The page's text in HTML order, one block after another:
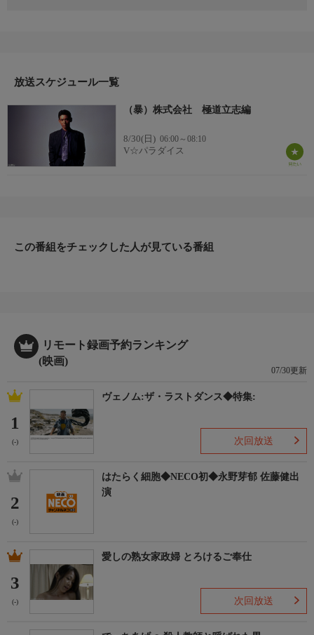
放送スケジュール一覧
（暴）株式会社 極道立志編
8/30(日) 06:00～08:10
V☆パラダイス
この番組をチェックした人が見ている番組
リモート録画予約ランキング
(映画)
07/30更新
1
(-)
ヴェノム:ザ・ラストダンス◆特集:
次回放送
2
(-)
はたらく細胞◆NECO初◆永野芽郁 佐藤健出
演
3
(-)
愛しの熟女家政婦 とろけるご奉仕
次回放送